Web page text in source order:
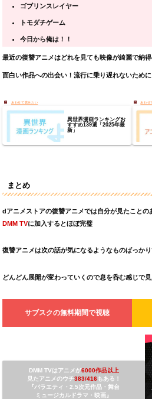
ゴブリンスレイヤー
トモダチゲーム
今日から俺は！！
最近の復讐アニメはどれを見ても映像が綺麗で納得
面白い作品への出会い！流行に乗り遅れないために
異世界漫画ランキングお
すすめ139選「2025年最
新」
まとめ
dアニメストアの復讐アニメでは自分が見たことの
DMM TVに加入するとほぼ完璧
復讐アニメは次の話が気になるようなものばっか
どんどん展開が変わっていくので息を呑む感じで
サブスクの無料期間で視聴
DMM TVはアニメが6000作品以上
見たアニメのウチ383/416もある！
『バラエティ・2.5次元作品・舞台
ミュージカルドラマ・映画』